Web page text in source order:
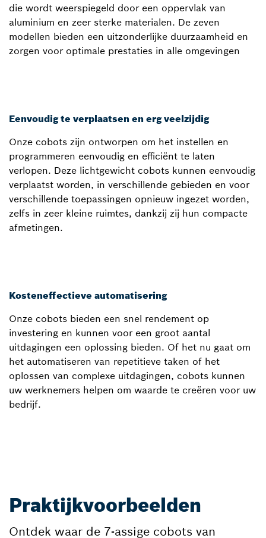
die wordt weerspiegeld door een oppervlak van
aluminium en zeer sterke materialen. De zeven
modellen bieden een uitzonderlijke duurzaamheid en
zorgen voor optimale prestaties in alle omgevingen
Eenvoudig te verplaatsen en erg veelzijdig
Onze cobots zijn ontworpen om het instellen en
programmeren eenvoudig en efficiënt te laten
verlopen. Deze lichtgewicht cobots kunnen eenvoudig
verplaatst worden, in verschillende gebieden en voor
verschillende toepassingen opnieuw ingezet worden,
zelfs in zeer kleine ruimtes, dankzij zij hun compacte
afmetingen.
Kosteneffectieve automatisering
Onze cobots bieden een snel rendement op
investering en kunnen voor een groot aantal
uitdagingen een oplossing bieden. Of het nu gaat om
het automatiseren van repetitieve taken of het
oplossen van complexe uitdagingen, cobots kunnen
uw werknemers helpen om waarde te creëren voor uw
bedrijf.
Praktijkvoorbeelden
Ontdek waar de 7-assige cobots van